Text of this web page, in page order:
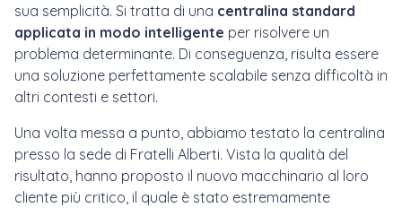
sua semplicità. Si tratta di una centralina standard
applicata in modo intelligente per risolvere un
problema determinante. Di conseguenza, risulta essere
una soluzione perfettamente scalabile senza difficoltà in
altri contesti e settori.
Una volta messa a punto, abbiamo testato la centralina
presso la sede di Fratelli Alberti. Vista la qualità del
risultato, hanno proposto il nuovo macchinario al loro
cliente più critico, il quale è stato estremamente